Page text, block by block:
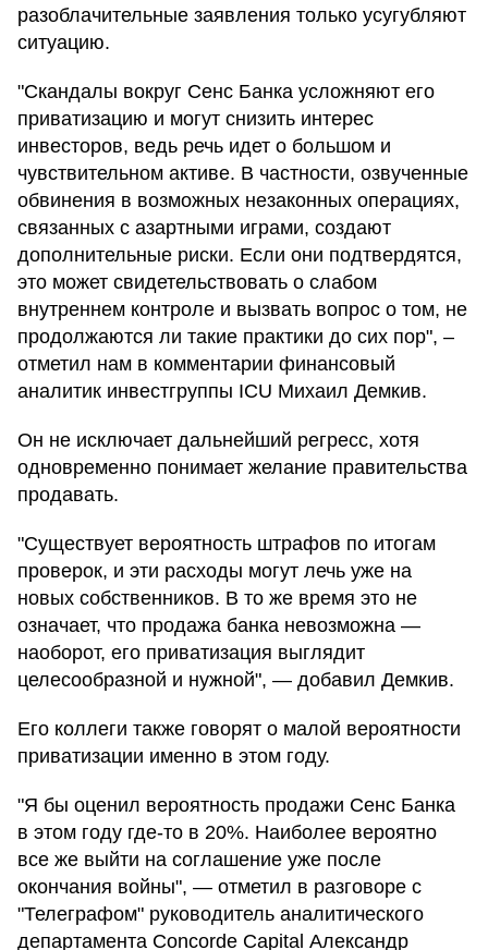
разоблачительные заявления только усугубляют
ситуацию.
"Скандалы вокруг Сенс Банка усложняют его
приватизацию и могут снизить интерес
инвесторов, ведь речь идет о большом и
чувствительном активе. В частности, озвученные
обвинения в возможных незаконных операциях,
связанных с азартными играми, создают
дополнительные риски. Если они подтвердятся,
это может свидетельствовать о слабом
внутреннем контроле и вызвать вопрос о том, не
продолжаются ли такие практики до сих пор", –
отметил нам в комментарии финансовый
аналитик инвестгруппы ICU Михаил Демкив.
Он не исключает дальнейший регресс, хотя
одновременно понимает желание правительства
продавать.
"Существует вероятность штрафов по итогам
проверок, и эти расходы могут лечь уже на
новых собственников. В то же время это не
означает, что продажа банка невозможна —
наоборот, его приватизация выглядит
целесообразной и нужной", — добавил Демкив.
Его коллеги также говорят о малой вероятности
приватизации именно в этом году.
"Я бы оценил вероятность продажи Сенс Банка
в этом году где-то в 20%. Наиболее вероятно
все же выйти на соглашение уже после
окончания войны", — отметил в разговоре с
"Телеграфом" руководитель аналитического
департамента Concorde Capital Александр